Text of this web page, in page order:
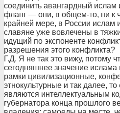
соединить авангардный
фланг — они, в общем-то, ни к
крайней мере, в России ислам
славяне уже вовлечены в
идущий по экспоненте
разрешения этого конфликта?
Г.Д. Я не так это вижу, потому
сегодняшнее значение
рамки цивилизационные,
этнокультурные и так далее,
являются интеллектуальным
губернатора конца прошлого